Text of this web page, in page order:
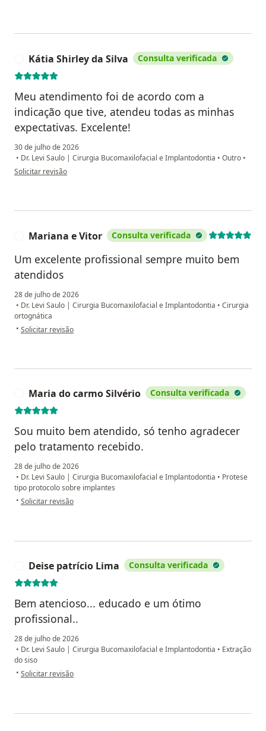
Kátia Shirley da Silva Consulta verificada
Meu atendimento foi de acordo com a
indicação que tive, atendeu todas as minhas
expectativas. Excelente!
30 de julho de 2026
• Dr. Levi Saulo | Cirurgia Bucomaxilofacial e Implantodontia • Outro •
na opinião do utilizador Kátia Shirley da Silva
Solicitar revisão
Mariana e Vitor Consulta verificada
Um excelente profissional sempre muito bem
atendidos
28 de julho de 2026
• Dr. Levi Saulo | Cirurgia Bucomaxilofacial e Implantodontia • Cirurgia
ortognática
• na opinião do utilizador Mariana e Vitor
Solicitar revisão
Maria do carmo Silvério Consulta verificada
Sou muito bem atendido, só tenho agradecer
pelo tratamento recebido.
28 de julho de 2026
• Dr. Levi Saulo | Cirurgia Bucomaxilofacial e Implantodontia • Protese
tipo protocolo sobre implantes
• na opinião do utilizador Maria do carmo Silvério
Solicitar revisão
Deise patrício Lima Consulta verificada
Bem atencioso... educado e um ótimo
profissional..
28 de julho de 2026
• Dr. Levi Saulo | Cirurgia Bucomaxilofacial e Implantodontia • Extração
do siso
• na opinião do utilizador Deise patrício Lima
Solicitar revisão